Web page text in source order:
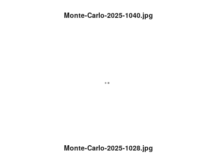
Monte-Carlo-2025-1040.jpg
Monte-Carlo-2025-1028.jpg